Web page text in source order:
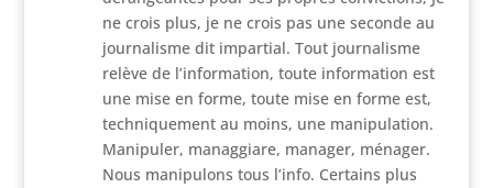
ne crois plus, je ne crois pas une seconde au
journalisme dit impartial. Tout journalisme
relève de l’information, toute information est
une mise en forme, toute mise en forme est,
techniquement au moins, une manipulation.
Manipuler, managgiare, manager, ménager.
Nous manipulons tous l’info. Certains plus